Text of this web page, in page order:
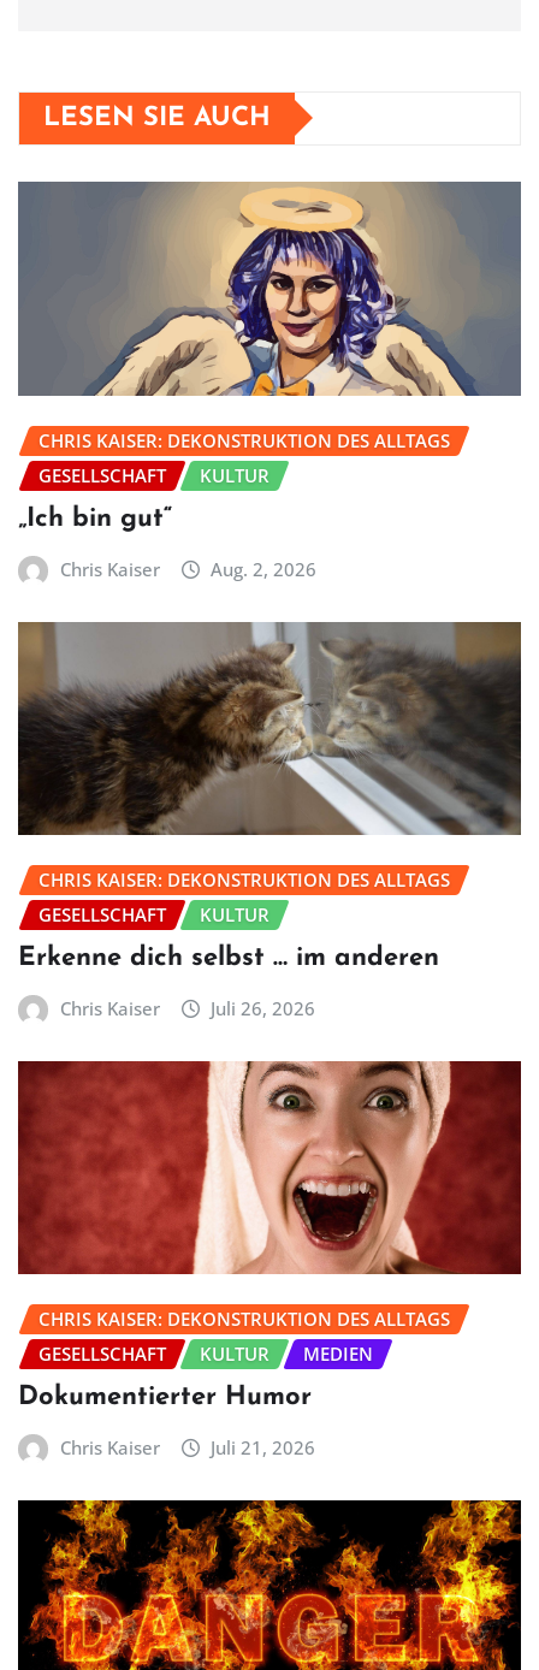
LESEN SIE AUCH
CHRIS KAISER: DEKONSTRUKTION DES ALLTAGS
GESELLSCHAFT
KULTUR
„Ich bin gut“
Chris Kaiser Aug. 2, 2026
CHRIS KAISER: DEKONSTRUKTION DES ALLTAGS
GESELLSCHAFT
KULTUR
Erkenne dich selbst … im anderen
Chris Kaiser Juli 26, 2026
CHRIS KAISER: DEKONSTRUKTION DES ALLTAGS
GESELLSCHAFT
KULTUR MEDIEN
Dokumentierter Humor
Chris Kaiser Juli 21, 2026